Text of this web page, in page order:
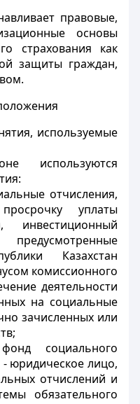
правовые,
основы
страхования как
защиты граждан,
используемые
используются
отчисления,
уплаты
инвестиционный
Казахстан
комиссионного
деятельности
на социальные
зачисленных или
социального
юридическое лицо,
отчислений и
обязательного